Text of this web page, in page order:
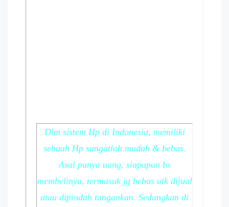
Dlm sistem Hp di Indonesia, memiliki
sebuah Hp sangatlah mudah & bebas.
Asal punya uang, siapapun bs
membelinya, termasuk jg bebas utk dijual
atau dipindah tangankan. Sedangkan di